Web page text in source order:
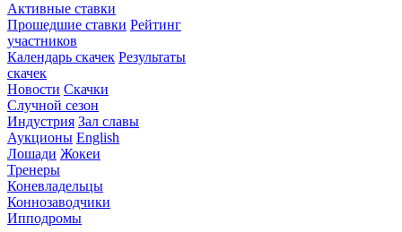
Активные ставки
Прошедшие ставки Рейтинг
участников
Календарь скачек Результаты
скачек
Новости Скачки
Случной сезон
Индустрия Зал славы
Аукционы English
Лошади Жокеи
Тренеры
Коневладельцы
Коннозаводчики
Ипподромы